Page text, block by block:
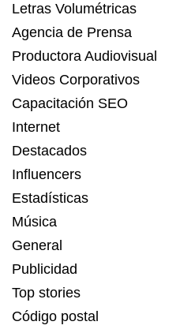
Letras Volumétricas
Agencia de Prensa
Productora Audiovisual
Videos Corporativos
Capacitación SEO
Internet
Destacados
Influencers
Estadísticas
Música
General
Publicidad
Top stories
Código postal